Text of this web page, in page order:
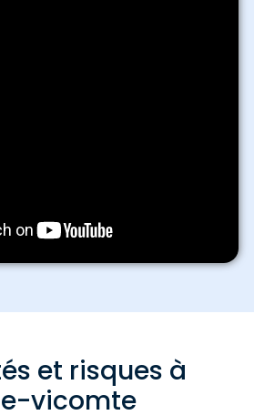
et risques à
vicomte